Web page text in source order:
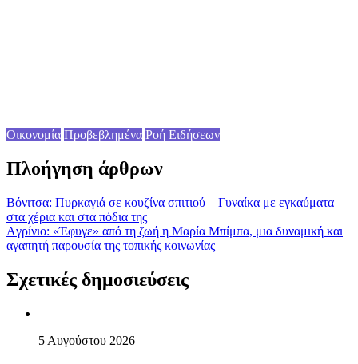
Οικονομία Προβεβλημένα Ροή Ειδήσεων
Πλοήγηση άρθρων
Βόνιτσα: Πυρκαγιά σε κουζίνα σπιτιού – Γυναίκα με εγκαύματα
στα χέρια και στα πόδια της
Aγρίνιο: «Έφυγε» από τη ζωή η Μαρία Μπίμπα, μια δυναμική και
αγαπητή παρουσία της τοπικής κοινωνίας
Σχετικές δημοσιεύσεις
5 Αυγούστου 2026